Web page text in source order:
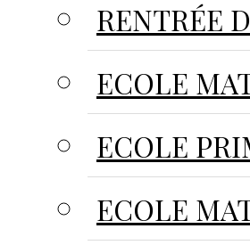
RENTRÉE
ECOLE
ECOLE
ECOLE